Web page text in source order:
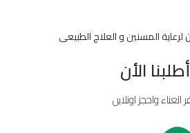
المسنين و العلاج الطبيعى
أطلبنا الأن
العناء واحجز اونلاين